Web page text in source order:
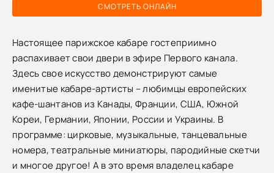
СМОТРЕТЬ ОНЛАЙН
Настоящее парижское кабаре гостеприимно
распахивает свои двери в эфире Первого канала.
Здесь свое искусство демонстрируют самые
именитые кабаре-артисты – любимцы европейских
кафе-шантанов из Канады, Франции, США, Южной
Кореи, Германии, Японии, России и Украины. В
программе: цирковые, музыкальные, танцевальные
номера, театральные миниатюры, пародийные скетчи
и многое другое! А в это время владелец кабаре